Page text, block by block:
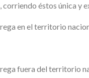
éstos única y
en el territorio
fuera del territorio